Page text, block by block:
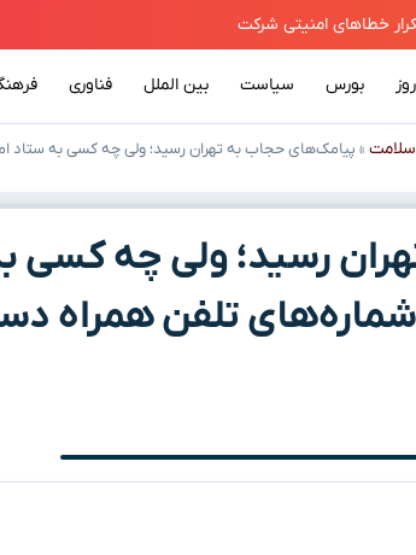
بورس سیاست بین الملل فناوری
سلامت » پیامک‌های حجاب به تهران رسید؛ ولی چه کسی به ستاد
رسید؛ ولی چه کسی
شماره‌های تلفن همراه